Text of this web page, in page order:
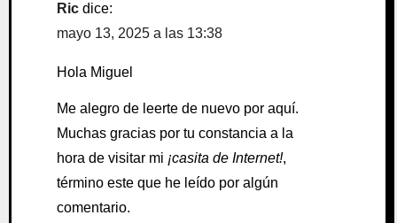
Ric dice:
mayo 13, 2025 a las 13:38
Hola Miguel
Me alegro de leerte de nuevo por aquí.
Muchas gracias por tu constancia a la
hora de visitar mi ¡casita de Internet!,
término este que he leído por algún
comentario.